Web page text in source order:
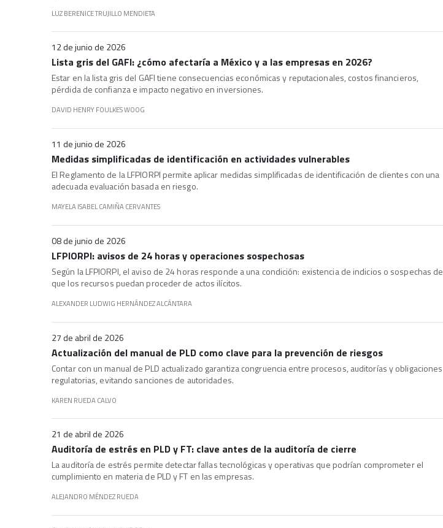
LUZ BERENICE TRUJILLO MENDIETA
12 de junio de 2026
Lista gris del GAFI: ¿cómo afectaría a México y a las empresas en 2026?
Estar en la lista gris del GAFI tiene consecuencias económicas y reputacionales, costos financieros,
pérdida de confianza e impacto negativo en inversiones.
DAVID HENRY FOULKES WOOG
11 de junio de 2026
Medidas simplificadas de identificación en actividades vulnerables
El Reglamento de la LFPIORPI permite aplicar medidas simplificadas de identificación de clientes con una
adecuada evaluación basada en riesgo.
MAYELA ISABEL CAMIÑA CERVANTES
08 de junio de 2026
LFPIORPI: avisos de 24 horas y operaciones sospechosas
Según la LFPIORPI, el aviso de 24 horas responde a una condición: existencia de indicios o sospechas de
que los recursos puedan proceder de actos ilícitos.
ALEXANDER LUDWIG HERNÁNDEZ ALCÁNTARA
27 de abril de 2026
Actualización del manual de PLD como clave para la prevención de riesgos
Contar con un manual de PLD actualizado garantiza congruencia entre procesos, auditorías y obligaciones
regulatorias, evitando sanciones de autoridades.
KAREN RUEDA CALVO
21 de abril de 2026
Auditoría de estrés en PLD y FT: clave antes de la auditoría de cierre
La auditoría de estrés permite detectar fallas tecnológicas y operativas que podrían comprometer el
cumplimiento en materia de PLD y FT en las empresas.
ALEJANDRO MÉNDEZ RUEDA